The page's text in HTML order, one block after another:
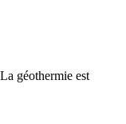
géothermie est